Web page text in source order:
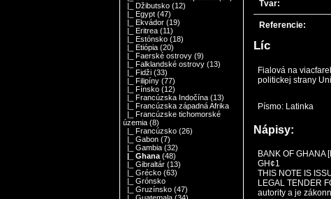
|_ Džibutsko (12)
|_ Egypt (47)
|_ Ekvádor (19)
|_ Eritrea (11)
|_ Estónsko (18)
|_ Etiópia (20)
|_ Faerské ostrovy (9)
|_ Falklandské ostrovy (13)
|_ Fidži (33)
|_ Filipíny (77)
|_ Fínsko (12)
|_ Francúzska Indočína (13)
|_ Francúzska západná Afrika
|_ Francúzske tichomorské
územia (8)
|_ Francúzsko (26)
|_ Gabon (7)
|_ Gambia (32)
|_ Ghana (48)
|_ Gibraltár (13)
|_ Grécko (63)
|_ Grónsko
|_ Gruzínsko (47)
Tvar:
Referencie:
Líc
Fialová na
politickej strany
Písmo: Latinka
Nápisy:
BANK OF GHANA
GH¢1
THIS NOTE IS
LEGAL TENDER
autority a je